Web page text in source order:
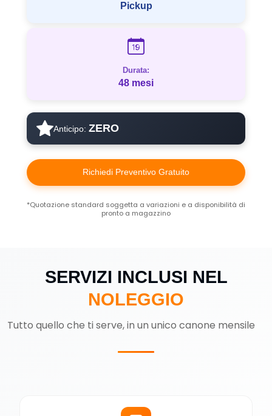
Pickup
Durata:
48 mesi
Anticipo: ZERO
Richiedi Preventivo Gratuito
*Quotazione standard soggetta a variazioni e a disponibilità di
pronto a magazzino
SERVIZI INCLUSI NEL
NOLEGGIO
Tutto quello che ti serve, in un unico canone mensile